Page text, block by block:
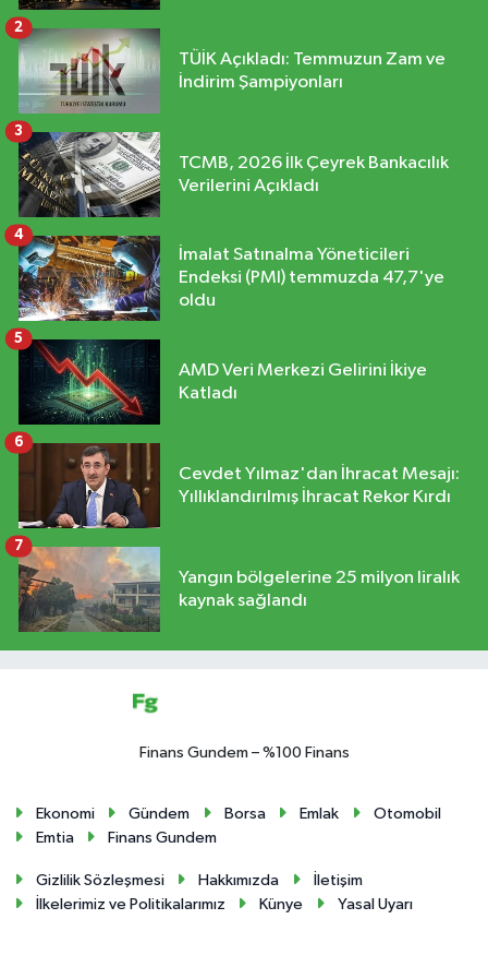
TÜİK Açıkladı: Temmuzun Zam ve
İndirim Şampiyonları
2
TCMB, 2026 İlk Çeyrek Bankacılık
Verilerini Açıkladı
3
İmalat Satınalma Yöneticileri
Endeksi (PMI) temmuzda 47,7'ye
oldu
4
AMD Veri Merkezi Gelirini İkiye
Katladı
5
Cevdet Yılmaz'dan İhracat Mesajı:
Yıllıklandırılmış İhracat Rekor Kırdı
6
Yangın bölgelerine 25 milyon liralık
kaynak sağlandı
7
Finans Gundem – %100 Finans
Ekonomi Gündem Borsa Emlak
Otomobil
Emtia
Finans Gundem
Gizlilik Sözleşmesi Hakkımızda
İletişim
İlkelerimiz ve Politikalarımız
Künye Yasal Uyarı